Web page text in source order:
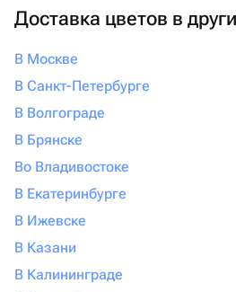
Доставка цветов в
В Москве
В Санкт-Петербурге
В Волгограде
В Брянске
Во Владивостоке
В Екатеринбурге
В Ижевске
В Казани
В Калининграде